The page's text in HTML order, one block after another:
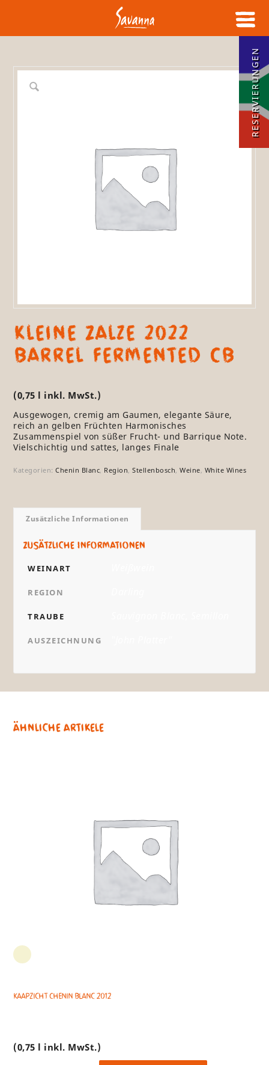
Kleine Zalze 2022
Barrel Fermented CB
(0,75 l inkl. MwSt.)
Ausgewogen, cremig am Gaumen, elegante Säure,
reich an gelben Früchten Harmonisches
Zusammenspiel von süßer Frucht- und Barrique Note.
Vielschichtig und sattes, langes Finale
Kategorien:Chenin Blanc Region ,Stellenbosch ,Weine White Wines
Zusätzliche Informationen
Zusätzliche Informationen
WEINART
REGION
TRAUBE
AUSZEICHNUNG
Ähnliche Artikele
Kaapzicht Chenin Blanc 2012
(0,75 l inkl. MwSt.)
RESERVIERUNGEN